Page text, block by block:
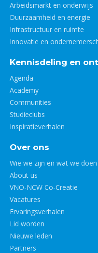
Arbeidsmarkt en onderwijs
Duurzaamheid en energie
Infrastructuur en ruimte
Innovatie en
Kennisdeling en
Agenda
Academy
Communities
Studieclubs
Inspiratieverhalen
Over ons
Wie we zijn en wat we doen
About us
VNO-NCW Co-Creatie
Vacatures
Ervaringsverhalen
Lid worden
Nieuwe leden
Partners